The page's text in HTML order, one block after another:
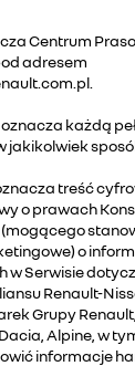
Centrum
adresem
każdą
jakikolwiek
treść
o prawach
o
w Serwisie
Renault-
Grupy
Alpine, w
informacje